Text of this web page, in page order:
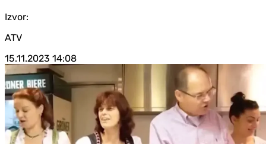
Izvor:
ATV
15.11.2023 14:08